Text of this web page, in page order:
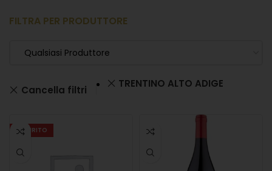
FILTRA PER PRODUTTORE
Qualsiasi Produttore
Cancella filtri TRENTINO ALTO ADIGE
ESAURITO